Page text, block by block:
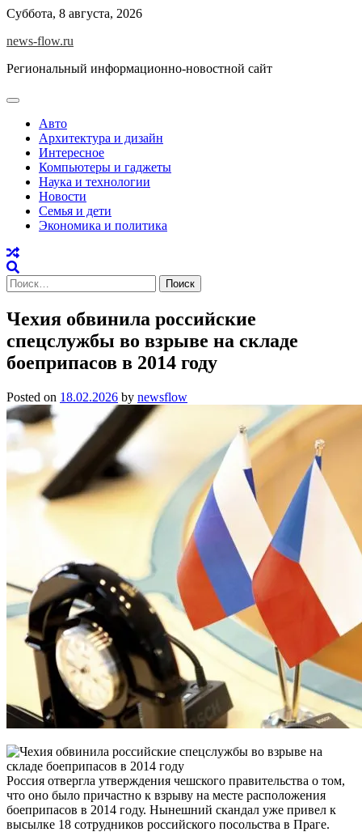
Skip
content
Суббота, 8 августа, 2026
news-flow.ru
Региональный информационно-новостной сайт
Авто
Архитектура и дизайн
Интересное
Компьютеры и гаджеты
Наука и технологии
Новости
Семья и дети
Экономика и политика
Найти:
Чехия обвинила российские
спецслужбы во взрыве на складе
боеприпасов в 2014 году
Posted on 18.02.2026 by newsflow
Россия отвергла утверждения чешского правительства о том,
что оно было причастно к взрыву на месте расположения
боеприпасов в 2014 году. Нынешний скандал уже привел к
высылке 18 сотрудников российского посольства в Праге.